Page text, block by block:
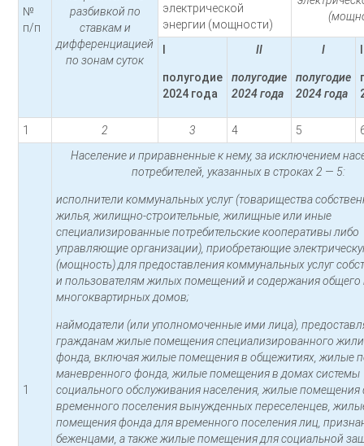
№
п/п
разбивкой по
ставкам и
дифференциацией
по зонам суток
электрической
энергии (мощности)
полугодие
2024 года
II
полугодие
2024 года
I
полугодие
2024 года
1 2 3 4 5
1
Население и приравненные к нему, за исключением
потребителей, указанных в строках 2 — 5:
исполнители коммунальных услуг (товарищества
жилья, жилищно-строительные, жилищные или иные
специализированные потребительские кооперативы либо
управляющие организации), приобретающие
(мощность) для предоставления коммунальных услуг
и пользователям жилых помещений и содержания общего
многоквартирных домов;
наймодатели (или уполномоченные ими лица),
гражданам жилые помещения специализированного
фонда, включая жилые помещения в общежитиях, жилые
маневренного фонда, жилые помещения в домах системы
социального обслуживания населения, жилые помещения
временного поселения вынужденных переселенцев,
помещения фонда для временного поселения лиц,
беженцами, а также жилые помещения для социальной